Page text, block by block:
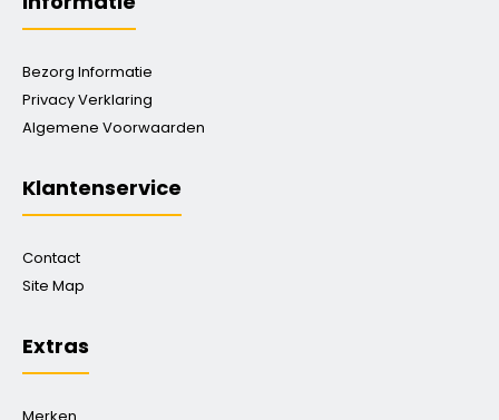
Bezorg Informatie
Privacy Verklaring
Algemene Voorwaarden
Klantenservice
Contact
Site Map
Extras